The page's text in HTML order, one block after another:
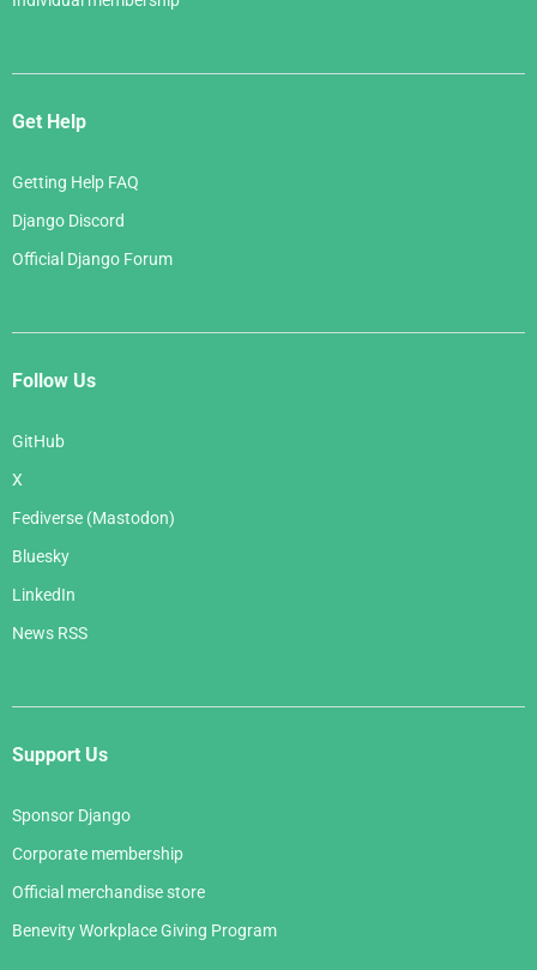
Get Help
Getting Help FAQ
Django Discord
Official Django Forum
Follow Us
GitHub
X
Fediverse (Mastodon)
Bluesky
LinkedIn
News RSS
Support Us
Sponsor Django
Corporate membership
Official merchandise store
Benevity Workplace Giving Program